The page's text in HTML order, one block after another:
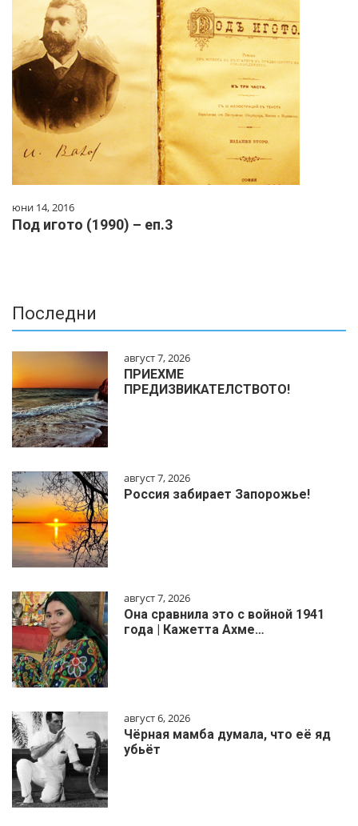
юни 14, 2016
Под игото (1990) – еп.3
Последни
август 7, 2026
ПРИЕХМЕ
ПРЕДИЗВИКАТЕЛСТВОТО!
август 7, 2026
Россия забирает Запорожье!
август 7, 2026
Она сравнила это с войной 1941
года | Кажетта Ахме…
август 6, 2026
Чёрная мамба думала, что её яд
убьёт